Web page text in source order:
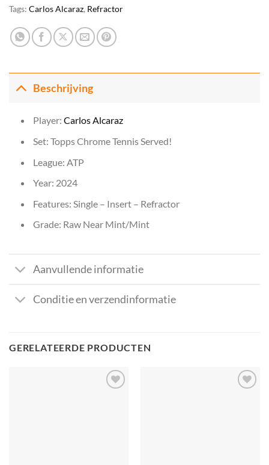
Tags: Carlos Alcaraz, Refractor
Beschrijving
Player: Carlos Alcaraz
Set: Topps Chrome Tennis Served!
League: ATP
Year: 2024
Features: Single – Insert – Refractor
Grade: Raw Near Mint/Mint
Aanvullende informatie
Conditie en verzendinformatie
GERELATEERDE PRODUCTEN